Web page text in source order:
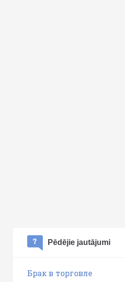
Pēdējie jautājumi
Брак в торговле